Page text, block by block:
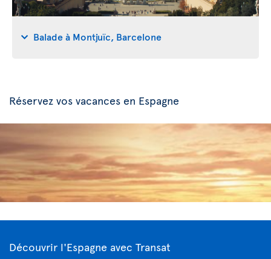
Balade à Montjuïc, Barcelone
Réservez vos vacances en Espagne
Découvrir l'Espagne avec Transat